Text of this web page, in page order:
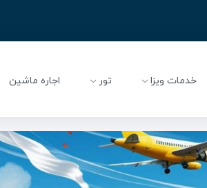
خدمات ویزا تور اجاره ماشین